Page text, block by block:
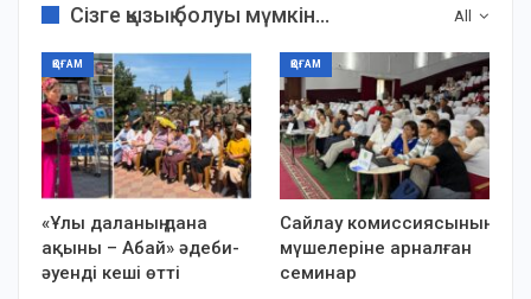
All
Сізге қызық болуы мүмкін...
ҚОҒАМ
«Ұлы даланың дана
ақыны – Абай» әдеби-
әуенді кеші өтті
ҚОҒАМ
Сайлау комиссиясының
мүшелеріне арналған
семинар